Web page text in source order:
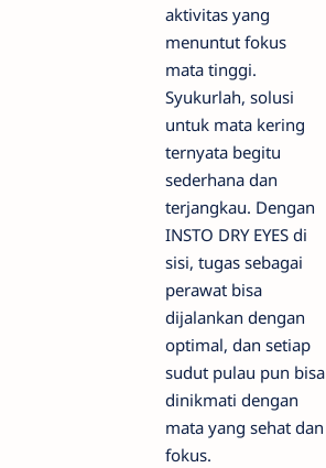
aktivitas yang
menuntut fokus
mata tinggi.
Syukurlah, solusi
untuk mata kering
ternyata begitu
sederhana dan
terjangkau. Dengan
INSTO DRY EYES di
sisi, tugas sebagai
perawat bisa
dijalankan dengan
optimal, dan setiap
sudut pulau pun bisa
dinikmati dengan
mata yang sehat dan
fokus.